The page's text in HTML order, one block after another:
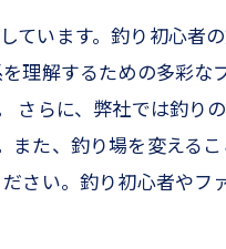
ています。釣り初心者
理解するための多彩な
さらに、弊社では釣り
また、釣り場を変えるこ
さい。釣り初心者やフ